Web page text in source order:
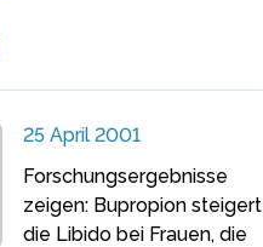
25 April 2001
Forschungsergebnisse
zeigen: Bupropion steigert
die Libido bei Frauen, die